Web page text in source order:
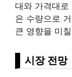
대와 가격대로
은 수량으로
큰 영향을 미
시장 전망